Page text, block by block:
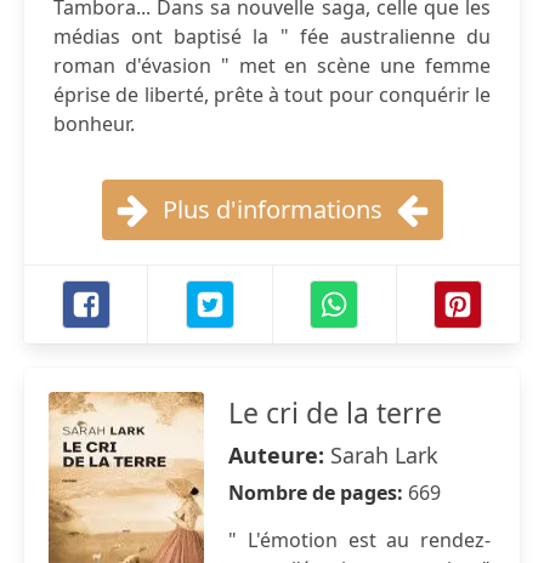
Tambora... Dans sa nouvelle saga, celle que les
médias ont baptisé la " fée australienne du
roman d'évasion " met en scène une femme
éprise de liberté, prête à tout pour conquérir le
bonheur.
Plus d'informations
Le cri de la terre
Auteure: Sarah Lark
Nombre de pages: 669
" L'émotion est au rendez-